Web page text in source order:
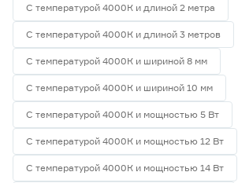
С температурой 4000К и длиной 2 метра
С температурой 4000К и длиной 3 метров
С температурой 4000К и шириной 8 мм
С температурой 4000К и шириной 10 мм
С температурой 4000К и мощностью 5 Вт
С температурой 4000К и мощностью 12 Вт
С температурой 4000К и мощностью 14 Вт